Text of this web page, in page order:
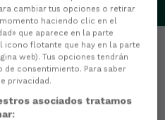
cambiar tus opciones o retirar
haciendo clic en el
que aparece en la parte
icono flotante que hay en la parte
web). Tus opciones tendrán
consentimiento. Para saber
privacidad.
asociados tratamos